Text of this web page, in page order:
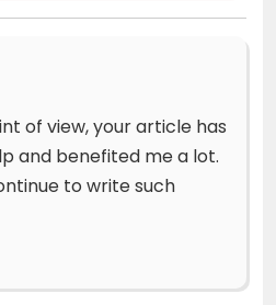
of view, your article has
and benefited me a lot.
to write such